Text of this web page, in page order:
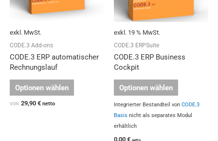
exkl. MwSt.
CODE.3 Add-ons
CODE.3 ERP automatischer
Rechnungslauf
Optionen wählen
können
Produktseite
gewählt
VON: 29,90 € netto
exkl. 19 % MwSt.
CODE.3 ERPSuite
CODE.3 ERP Business
Cockpit
Optionen wählen
Integrierter Bestandteil von CODE.3
Basis nicht als separates Modul
erhältlich
0,00 € netto